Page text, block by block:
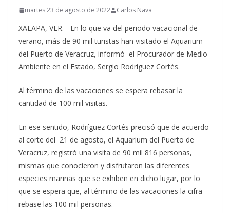
martes 23 de agosto de 2022 Carlos Nava
XALAPA, VER.- En lo que va del periodo vacacional de
verano, más de 90 mil turistas han visitado el Aquarium
del Puerto de Veracruz, informó el Procurador de Medio
Ambiente en el Estado, Sergio Rodríguez Cortés.
Al término de las vacaciones se espera rebasar la
cantidad de 100 mil visitas.
En ese sentido, Rodríguez Cortés precisó que de acuerdo
al corte del 21 de agosto, el Aquarium del Puerto de
Veracruz, registró una visita de 90 mil 816 personas,
mismas que conocieron y disfrutaron las diferentes
especies marinas que se exhiben en dicho lugar, por lo
que se espera que, al término de las vacaciones la cifra
rebase las 100 mil personas.